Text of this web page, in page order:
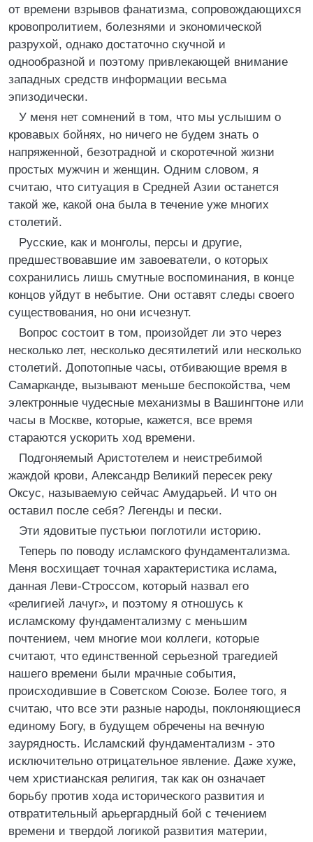
от времени взрывов фанатизма, сопровождающихся
кровопролитием, болезнями и экономической
разрухой, однако достаточно скучной и
однообразной и поэтому привлекающей внимание
западных средств информации весьма
эпизодически.
У меня нет сомнений в том, что мы услышим о
кровавых бойнях, но ничего не будем знать о
напряженной, безотрадной и скоротечной жизни
простых мужчин и женщин. Одним словом, я
считаю, что ситуация в Средней Азии останется
такой же, какой она была в течение уже многих
столетий.
Русские, как и монголы, персы и другие,
предшествовавшие им завоеватели, о которых
сохранились лишь смутные воспоминания, в конце
концов уйдут в небытие. Они оставят следы своего
существования, но они исчезнут.
Вопрос состоит в том, произойдет ли это через
несколько лет, несколько десятилетий или несколько
столетий. Допотопные часы, отбивающие время в
Самарканде, вызывают меньше беспокойства, чем
электронные чудесные механизмы в Вашингтоне или
часы в Москве, которые, кажется, все время
стараются ускорить ход времени.
Подгоняемый Аристотелем и неистребимой
жаждой крови, Александр Великий пересек реку
Оксус, называемую сейчас Амударьей. И что он
оставил после себя? Легенды и пески.
Эти ядовитые пустьюи поглотили историю.
Теперь по поводу исламского фундаментализма.
Меня восхищает точная характеристика ислама,
данная Леви-Строссом, который назвал его
«религией лачуг», и поэтому я отношусь к
исламскому фундаментализму с меньшим
почтением, чем многие мои коллеги, которые
считают, что единственной серьезной трагедией
нашего времени были мрачные события,
происходившие в Советском Союзе. Более того, я
считаю, что все эти разные народы, поклоняющиеся
единому Богу, в будущем обречены на вечную
заурядность. Исламский фундаментализм - это
исключительно отрицательное явление. Даже хуже,
чем христианская религия, так как он означает
борьбу против хода исторического развития и
отвратительный арьергардный бой с течением
времени и твердой логикой развития материи,